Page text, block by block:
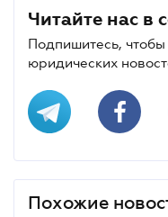
Читайте нас в
Подпишитесь, чтобы
юридических
Похожие